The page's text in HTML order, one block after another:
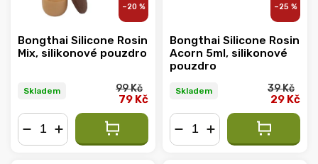
–20 %
Bongthai Silicone Rosin
Mix, silikonové pouzdro
Skladem 99 Kč
79 Kč
–25 %
Bongthai Silicone Rosin
Acorn 5ml, silikonové
pouzdro
Skladem 39 Kč
29 Kč